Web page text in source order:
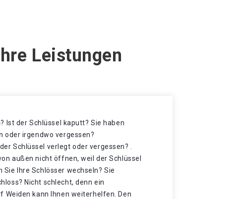
Leistungen
Ist der Schlüssel kaputt? Sie haben
oder irgendwo vergessen?
Schlüssel verlegt oder vergessen? .
außen nicht öffnen, weil der Schlüssel
Sie Ihre Schlösser wechseln? Sie
Nicht schlecht, denn ein
Weiden kann Ihnen weiterhelfen. Den